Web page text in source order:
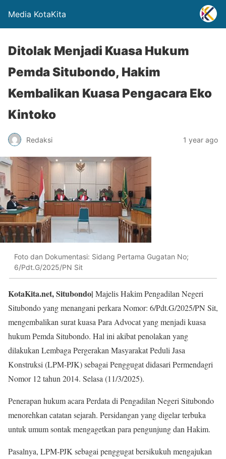
Media KotaKita
Ditolak Menjadi Kuasa Hukum
Pemda Situbondo, Hakim
Kembalikan Kuasa Pengacara Eko
Kintoko
Redaksi 1 year ago
Foto dan Dokumentasi: Sidang Pertama Gugatan No;
6/Pdt.G/2025/PN Sit
KotaKita.net, Situbondo| Majelis Hakim Pengadilan Negeri
Situbondo yang menangani perkara Nomor: 6/Pdt.G/2025/PN Sit,
mengembalikan surat kuasa Para Advocat yang menjadi kuasa
hukum Pemda Situbondo. Hal ini akibat penolakan yang
dilakukan Lembaga Pergerakan Masyarakat Peduli Jasa
Konstruksi (LPM-PJK) sebagai Penggugat didasari Permendagri
Nomor 12 tahun 2014. Selasa (11/3/2025).
Penerapan hukum acara Perdata di Pengadilan Negeri Situbondo
menorehkan catatan sejarah. Persidangan yang digelar terbuka
untuk umum sontak mengagetkan para pengunjung dan Hakim.
Pasalnya, LPM-PJK sebagai penggugat bersikukuh mengajukan